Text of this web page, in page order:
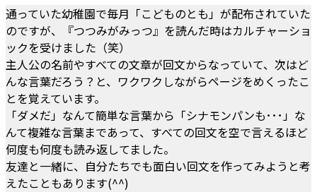
通っていた幼稚園で毎月「こどものとも」が配布されていた
のですが、『つつみがみっつ』を読んだ時はカルチャーショ
ックを受けました（笑）
主人公の名前やすべての文章が回文からなっていて、次はど
んな言葉だろう？と、ワクワクしながらページをめくったこ
とを覚えています。
「ダメだ」なんて簡単な言葉から「シナモンパンも･･･」な
んて複雑な言葉まであって、すべての回文を空で言えるほど
何度も何度も読み返してました。
友達と一緒に、自分たちでも面白い回文を作ってみようと考
えたこともあります(^^)